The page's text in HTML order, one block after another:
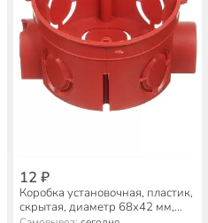
12 ₽
Коробка установочная, пластик,
скрытая, диаметр 68х42 мм,